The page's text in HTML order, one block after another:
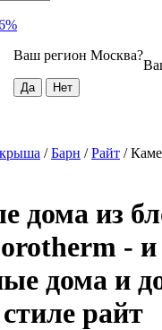
Ваш регион Москва?
/Барн /Райт /
дома из
-
дома и
райт